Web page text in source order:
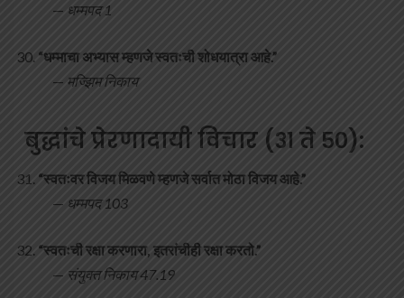
— धम्मपद 1
“धम्माचा अभ्यास म्हणजे स्वतःची शोधयात्रा आहे.”
— मज्झिम निकाय
बुद्धांचे प्रेरणादायी विचार (३१ ते ५०):
“स्वतःवर विजय मिळवणे म्हणजे सर्वात मोठा विजय आहे.”
— धम्मपद 103
“स्वतःची रक्षा करणारा, इतरांचीही रक्षा करतो.”
— संयुक्त निकाय 47.19